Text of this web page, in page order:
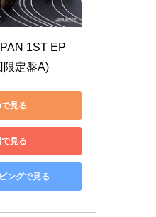
1ST EP
限定盤A)
見る
見る
ングで見る